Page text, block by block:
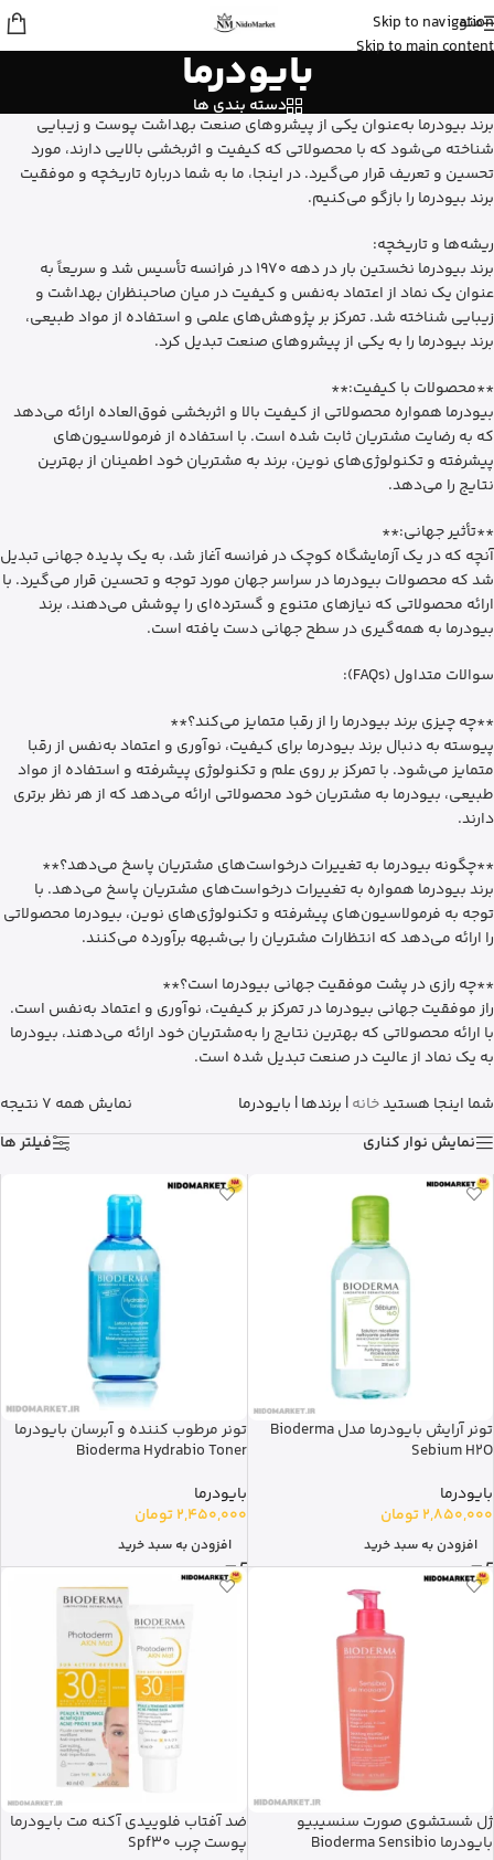
Skip to navigation
Skip to main content
منو
بایودرما
دسته بندی ها
برند بیودرما به‌عنوان یکی از پیشروهای صنعت بهداشت پوست و زیبایی
شناخته می‌شود که با محصولاتی که کیفیت و اثربخشی بالایی دارند، مورد
تحسین و تعریف قرار می‌گیرد. در اینجا، ما به شما درباره تاریخچه و موفقیت
برند بیودرما را بازگو می‌کنیم.
ریشه‌ها و تاریخچه:
برند بیودرما نخستین بار در دهه 1970 در فرانسه تأسیس شد و سریعاً به
عنوان یک نماد از اعتماد به‌نفس و کیفیت در میان صاحبنظران بهداشت و
زیبایی شناخته شد. تمرکز بر پژوهش‌های علمی و استفاده از مواد طبیعی،
برند بیودرما را به یکی از پیشروهای صنعت تبدیل کرد.
**محصولات با کیفیت:**
بیودرما همواره محصولاتی از کیفیت بالا و اثربخشی فوق‌العاده ارائه می‌دهد
که به رضایت مشتریان ثابت شده است. با استفاده از فرمولاسیون‌های
پیشرفته و تکنولوژی‌های نوین، برند به مشتریان خود اطمینان از بهترین
نتایج را می‌دهد.
**تأثیر جهانی:**
آنچه که در یک آزمایشگاه کوچک در فرانسه آغاز شد، به یک پدیده جهانی تبدیل
شد که محصولات بیودرما در سراسر جهان مورد توجه و تحسین قرار می‌گیرد. با
ارائه محصولاتی که نیازهای متنوع و گسترده‌ای را پوشش می‌دهند، برند
بیودرما به همه‌گیری در سطح جهانی دست یافته است.
سوالات متداول (FAQs):
**چه چیزی برند بیودرما را از رقبا متمایز می‌کند؟**
پیوسته‌ به‌ دنبال برند بیودرما برای کیفیت، نوآوری و اعتماد به‌نفس از رقبا
متمایز می‌شود. با تمرکز بر روی علم و تکنولوژی پیشرفته و استفاده از مواد
طبیعی، بیودرما به مشتریان خود محصولاتی ارائه می‌دهد که از هر نظر برتری
دارند.
**چگونه بیودرما به تغییرات درخواست‌های مشتریان پاسخ می‌دهد؟**
برند بیودرما همواره به تغییرات درخواست‌های مشتریان پاسخ می‌دهد. با
توجه به فرمولاسیون‌های پیشرفته و تکنولوژی‌های نوین، بیودرما محصولاتی
را ارائه می‌دهد که انتظارات مشتریان را بی‌شبهه برآورده می‌کنند.
**چه رازی در پشت موفقیت جهانی بیودرما است؟**
راز موفقیت جهانی بیودرما در تمرکز بر کیفیت، نوآوری و اعتماد به‌نفس است.
با ارائه محصولاتی که بهترین نتایج را به‌مشتریان خود ارائه می‌دهند، بیودرما
به یک نماد از عالیت در صنعت تبدیل شده است.
شما اینجا هستیدخانه| برندها| بایودرما
نمایش همه 7 نتیجه
نمایش نوار کناری
فیلتر ها
تونر آرایش بایودرما مدل Bioderma
Sebium H2O
بایودرما
2,850,000تومان
افزودن به سبد خرید
تونر مرطوب کننده و آبرسان بایودرما
Bioderma Hydrabio Toner
بایودرما
2,450,000 تومان
افزودن به سبد خرید
ژل شستشوی صورت سنسیبیو
بایودرما Bioderma Sensibio
ضد آفتاب فلوییدی آکنه مت بایودرما
پوست چرب Spf30
علیاز ساری
بالم سیکاپلاست لاروش پوزای رو خرید